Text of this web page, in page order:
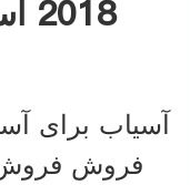
2018 آسیاب چکش
آسیاب برای
فروش